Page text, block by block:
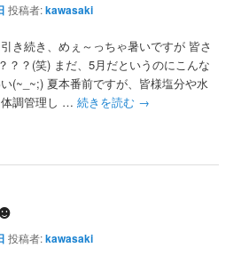
投稿者:kawasaki
き続き、めぇ～っちゃ暑いですが 皆さ
？？(笑) まだ、5月だというのにこんな
(~_~;) 夏本番前ですが、皆様塩分や水
体調管理し …続きを読む →
投稿者:kawasaki